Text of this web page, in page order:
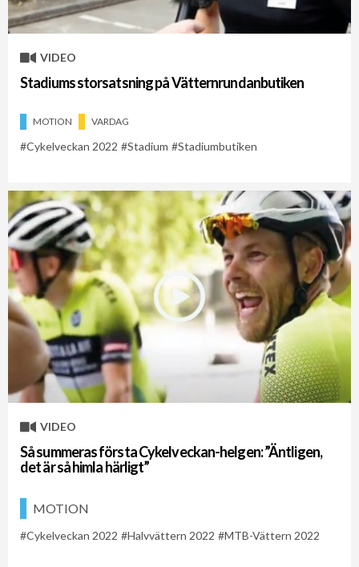
VIDEO
Stadiums storsatsning på Vätternrundanbutiken
MOTION VARDAG
Cykelveckan 2022 Stadium Stadiumbutiken
VIDEO
Så summeras första Cykelveckan-helgen: ”Äntligen,
det är så himla härligt”
MOTION
Cykelveckan 2022 Halvvättern 2022 MTB-Vättern 2022